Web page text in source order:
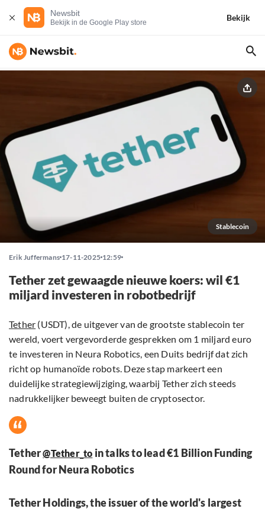
Newsbit
Bekijk in de Google Play store
Bekijk
Stablecoin
Erik Juffermans 17-11-2025 12:59
Tether zet gewaagde nieuwe koers: wil €1
miljard investeren in robotbedrijf
Tether (USDT), de uitgever van de grootste stablecoin ter
wereld, voert vergevorderde gesprekken om 1 miljard euro
te investeren in Neura Robotics, een Duits bedrijf dat zich
richt op humanoïde robots. Deze stap markeert een
duidelijke strategiewijziging, waarbij Tether zich steeds
nadrukkelijker beweegt buiten de cryptosector.
Tether@Tether_to in talks to lead €1 Billion Funding
Round for Neura Robotics
Tether Holdings, the issuer of the world's largest